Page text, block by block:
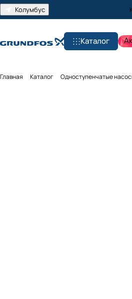
Колумбус
Каталог
Главная Каталог Одноступенчатые